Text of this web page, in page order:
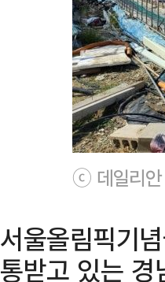
ⓒ 데일리안
서울올림픽기
통받고 있는